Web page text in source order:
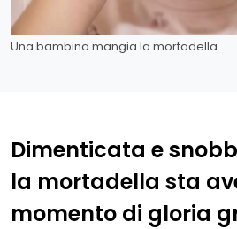
Una bambina mangia la mortadella
Dimenticata e
la mortadella sta
momento di gloria